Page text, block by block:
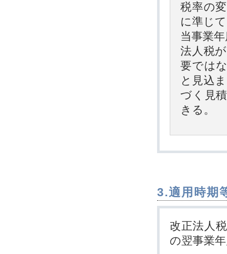
税率の
に準じ
当事業
法人税
要では
と見込
づく見
きる。
3.適用時期
改正法人
の翌事業